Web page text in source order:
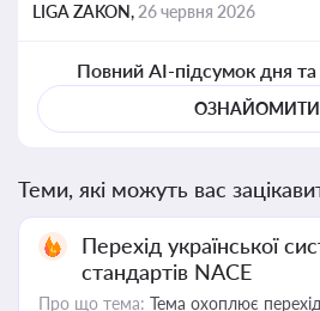
LIGA ZAKON, 26 червня 2026
Повний AI-підсумок дня
Теми, які можуть вас
Перехід української
стандартів NACE
Про що тема: Тема охоплює